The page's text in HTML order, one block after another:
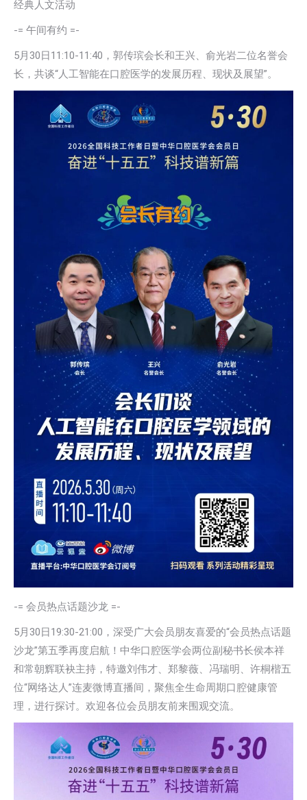
经典人文活动
-= 午间有约 =-
5月30日11:10-11:40，郭传瑸会长和王兴、俞光岩二位名誉会
长，共谈“人工智能在口腔医学的发展历程、现状及展望”。
-= 会员热点话题沙龙 =-
5月30日19:30-21:00，深受广大会员朋友喜爱的“会员热点话题
沙龙”第五季再度启航！中华口腔医学会两位副秘书长侯本祥
和常朝辉联袂主持，特邀刘伟才、郑黎薇、冯瑞明、许桐楷五
位“网络达人”连麦微博直播间，聚焦全生命周期口腔健康管
理，进行探讨。欢迎各位会员朋友前来围观交流。